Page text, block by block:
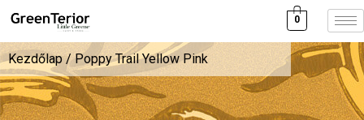
0
Kezdőlap/ Poppy Trail Yellow Pink